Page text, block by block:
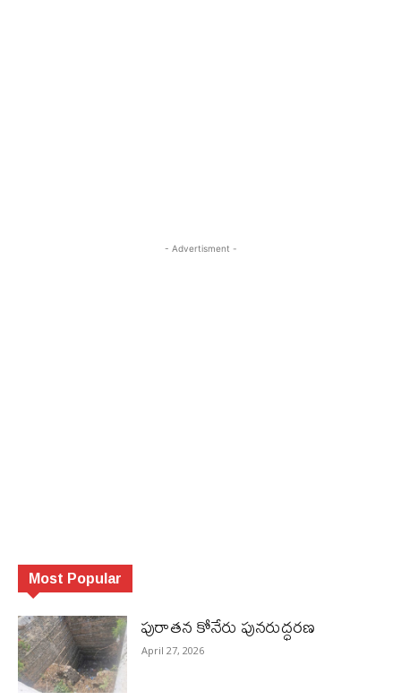
- Advertisment -
Most Popular
పురాత‌న కోనేరు పున‌రుద్ధ‌ర‌ణ
April 27, 2026